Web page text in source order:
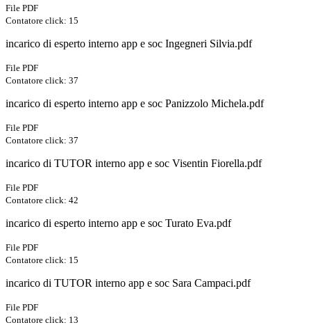
File PDF
Contatore click: 15
incarico di esperto interno app e soc Ingegneri Silvia.pdf
File PDF
Contatore click: 37
incarico di esperto interno app e soc Panizzolo Michela.pdf
File PDF
Contatore click: 37
incarico di TUTOR interno app e soc Visentin Fiorella.pdf
File PDF
Contatore click: 42
incarico di esperto interno app e soc Turato Eva.pdf
File PDF
Contatore click: 15
incarico di TUTOR interno app e soc Sara Campaci.pdf
File PDF
Contatore click: 13